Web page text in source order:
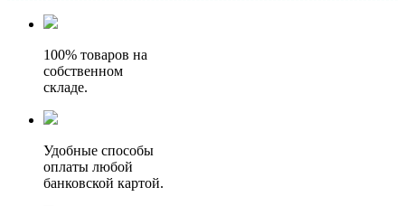
100% товаров на
собственном
складе.
Удобные способы
оплаты любой
банковской картой.